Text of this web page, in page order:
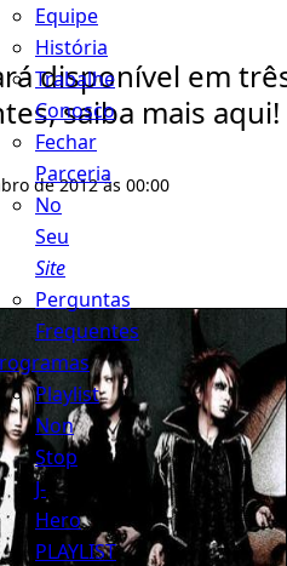
Equipe
História
Trabalhe
Conosco
Fechar
Parceria
No
Seu
Site
Perguntas
Frequentes
Playlist
Non
Stop
J-
Hero
PLAYLIST
disponível em
saiba mais aqui!
de 2012 às 00:00